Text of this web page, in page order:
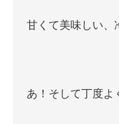
甘くて美味しい、
あ！そして丁度よ